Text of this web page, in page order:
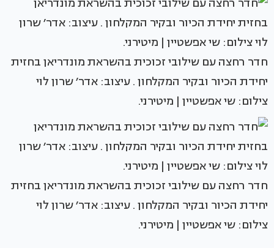
חדר רחצה עם שילובי זכוכית בהשראת מונדריאן בחזית
יחידת הכיור ובקיר המקלחון . עיצוב: אדר׳ שרון לוי
צילום: שי אפשטיין | מיטירני.
חדר רחצה עם שילובי זכוכית בהשראת מונדריאן בחזית
יחידת הכיור ובקיר המקלחון . עיצוב: אדר׳ שרון לוי
צילום: שי אפשטיין | מיטירני.